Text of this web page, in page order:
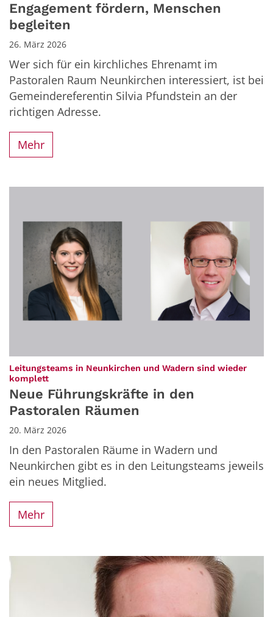
Engagement fördern, Menschen
begleiten
26. März 2026
Wer sich für ein kirchliches Ehrenamt im
Pastoralen Raum Neunkirchen interessiert, ist bei
Gemeindereferentin Silvia Pfundstein an der
richtigen Adresse.
Mehr
Leitungsteams in Neunkirchen und Wadern sind wieder
komplett:
Neue Führungskräfte in den
Pastoralen Räumen
20. März 2026
In den Pastoralen Räume in Wadern und
Neunkirchen gibt es in den Leitungsteams jeweils
ein neues Mitglied.
Mehr